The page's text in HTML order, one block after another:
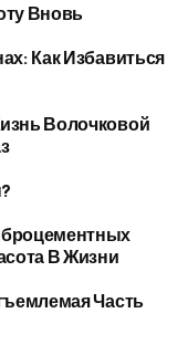
Вновь
Как Избавиться
Волочковой
В Жизни
Часть